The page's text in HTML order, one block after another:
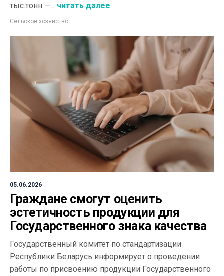
тыс.тонн —... читать далее
Сельское хозяйство
05.06.2026
Граждане смогут оценить
эстетичность продукции для
Государственного знака качества
Государственный комитет по стандартизации
Республики Беларусь информирует о проведении
работы по присвоению продукции Государственного